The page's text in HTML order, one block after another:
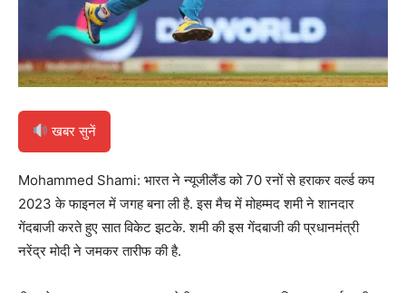
खबर सुनें
Mohammed Shami: भारत ने न्यूजीलैंड को 70 रनों से हराकर वर्ल्ड कप
2023 के फाइनल में जगह बना ली है. इस मैच में मोहम्मद शमी ने शानदार
गेंदबाजी करते हुए सात विकेट झटके. शमी की इस गेंदबाजी की प्रधानमंत्री
नरेंद्र मोदी ने जमकर तारीफ की है.